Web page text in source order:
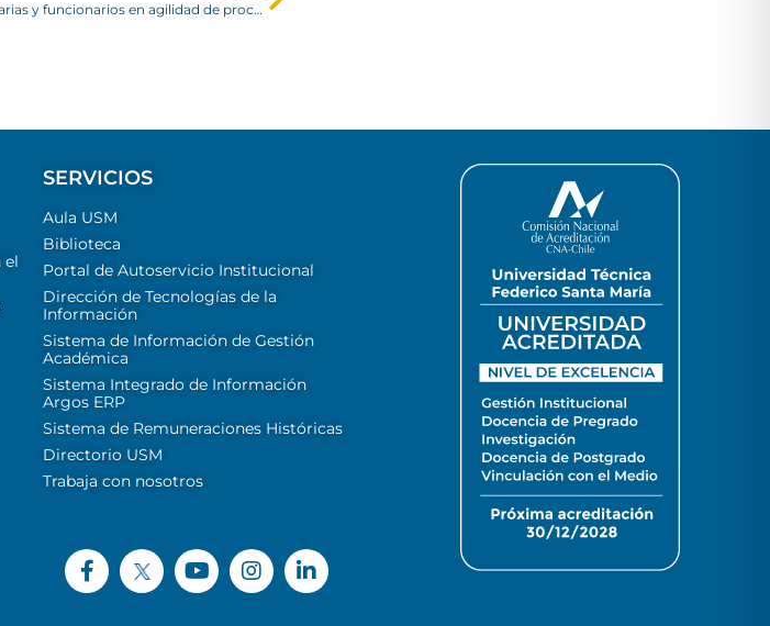
USM capacita a funcionarias y funcionarios en agilidad de procesos
el
SERVICIOS
Aula USM
Biblioteca
Portal de Autoservicio Institucional
Dirección de Tecnologías de la
Información
Sistema de Información de Gestión
Académica
Sistema Integrado de Información
Argos ERP
Sistema de Remuneraciones Históricas
Directorio USM
Trabaja con nosotros